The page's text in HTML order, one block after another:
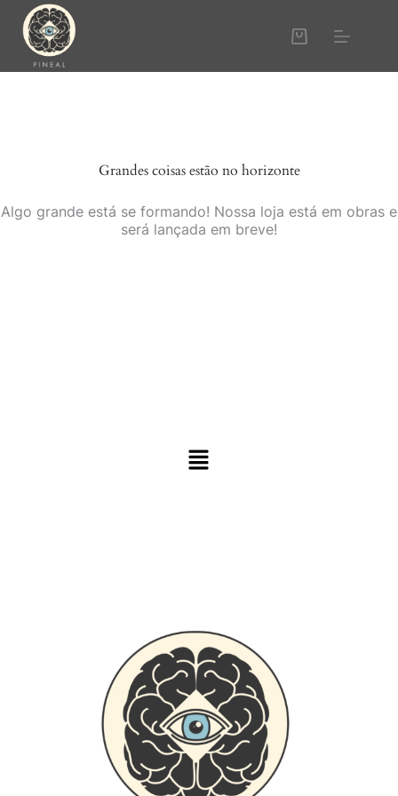
Grandes coisas estão no horizonte
Algo grande está se formando! Nossa loja está em obras e
será lançada em breve!